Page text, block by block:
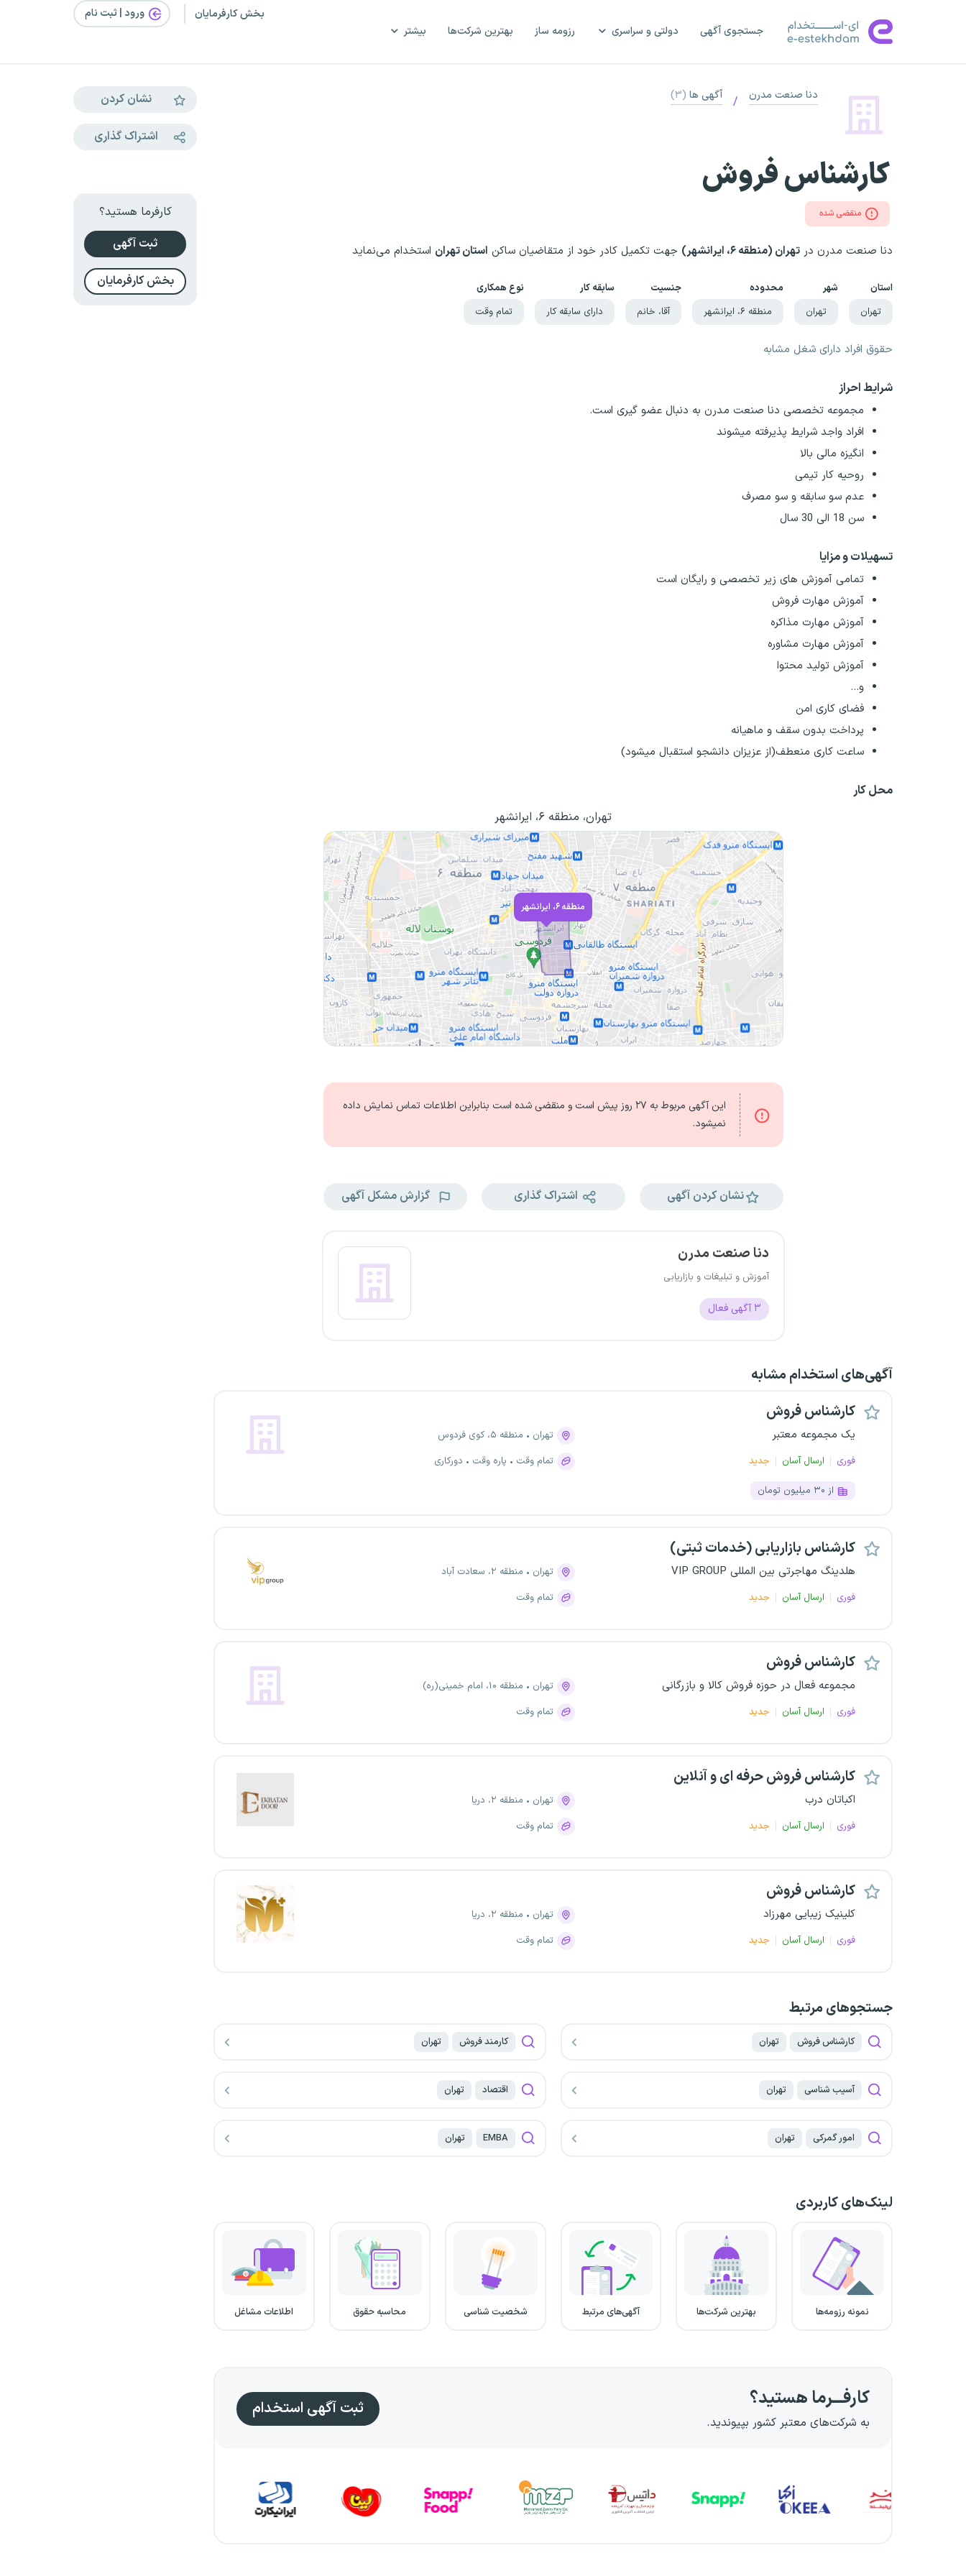
جستجوی آگهی دولتی و سراسری رزومه ساز بهترین شرکت‌ها بیشتر
بخش کارفرمایان ورود | ثبت‌ نام
دنا صنعت مدرن / آگهی ها (۳)
کارشناس فروش
منقضی شده
دنا صنعت مدرن در تهران (منطقه ۶، ایرانشهر) جهت تکمیل کادر خود از متقاضیان ساکن استان تهران استخدام می‌نماید
استان
تهران
شهر
تهران
محدوده
منطقه ۶، ایرانشهر
جنسیت
آقا، خانم
سابقه کار
دارای سابقه کار
نوع همکاری
تمام وقت
حقوق افراد دارای شغل مشابه
شرایط احراز
مجموعه تخصصی دنا صنعت مدرن به دنبال عضو گیری است.
افراد واجد شرایط پذیرفته میشوند
انگیزه مالی بالا
روحیه کار تیمی
عدم سو سابقه و سو مصرف
سن 18 الی 30 سال
تسهیلات و مزایا
تمامی آموزش های زیر تخصصی و رایگان است
آموزش مهارت فروش
آموزش مهارت مذاکره
آموزش مهارت مشاوره
آموزش تولید محتوا
و...
فضای کاری امن
پرداخت بدون سقف و ماهیانه
ساعت کاری منعطف(از عزیزان دانشجو استقبال میشود)
محل کار
تهران، منطقه ۶، ایرانشهر
منطقه ۶، ایرانشهر
این آگهی مربوط به ۲۷ روز
پیش است و منقضی شده است بنابراین اطلاعات تماس نمایش داده
نمیشود.
نشان کردن آگهی اشتراک گذاری گزارش مشکل آگهی
دنا صنعت مدرن
آموزش و تبلیغات و بازاریابی
۳ آگهی فعال
آگهی‌های استخدام مشابه
کارشناس فروش
یک مجموعه معتبر
فوری ارسال آسان جدید
تهران
منطقه ۵، کوی فردوس
تمام وقت
پاره وقت دورکاری
از ۳۰ میلیون تومان
کارشناس بازاریابی (خدمات ثبتی)
هلدینگ مهاجرتی بین المللی VIP GROUP
فوری ارسال آسان جدید
تهران
منطقه ۲، سعادت آباد
تمام وقت
کارشناس فروش
مجموعه فعال در حوزه فروش کالا و بازرگانی
فوری ارسال آسان جدید
تهران
منطقه ۱۰، امام خمینی(ره)
تمام وقت
کارشناس فروش حرفه ای و آنلاین
اکباتان درب
فوری ارسال آسان جدید
تهران
منطقه ۲، دریا
تمام وقت
کارشناس فروش
کلینیک زیبایی مهرزاد
فوری ارسال آسان جدید
تهران
منطقه ۲، دریا
تمام وقت
جستجو‌های مرتبط
کارشناس فروش تهران کارمند فروش تهران
آسیب شناسی تهران اقتصاد تهران
امور گمرکی تهران EMBA تهران
لینک‌های کاربردی
نمونه رزومه‌ها بهترین شرکت‌ها آگهی‌های مرتبط شخصیت شناسی محاسبه حقوق اطلاعات مشاغل
کارفـــرما هستید؟
به شرکت‌های معتبر کشور بپیوندید.
ثبت آگهی استخدام
نشان کردن
اشتراک گذاری
کارفرما هستید؟
ثبت آگهی
بخش کارفرمایان